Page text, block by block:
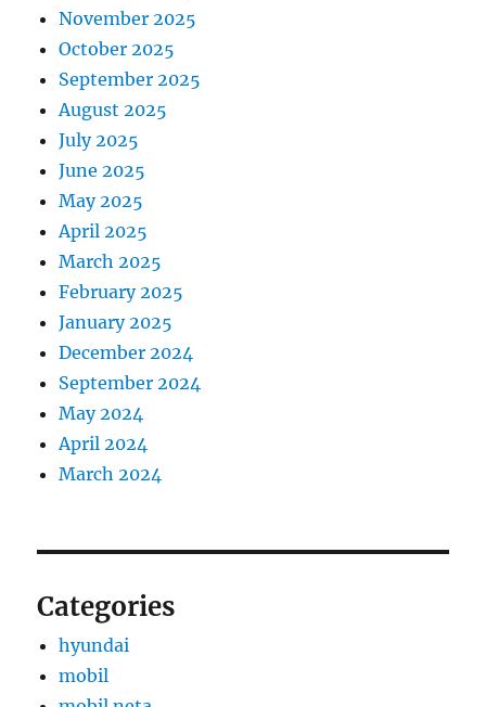
November 2025
October 2025
September 2025
August 2025
July 2025
June 2025
May 2025
April 2025
March 2025
February 2025
January 2025
December 2024
September 2024
May 2024
April 2024
March 2024
Categories
hyundai
mobil